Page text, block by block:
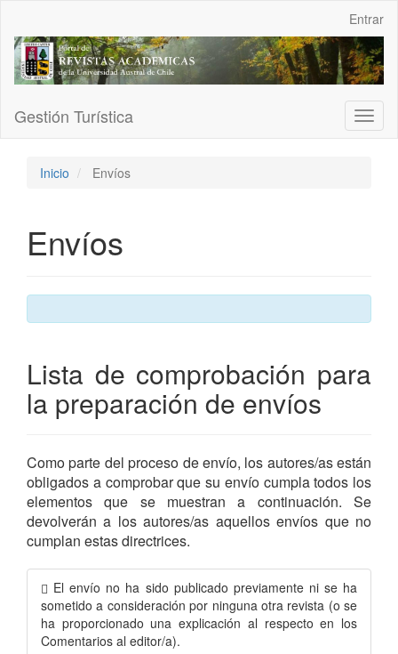
Contenido
principal
Barra
Entrar
Gestión Turística
Inicio Envíos
Envíos
Lista de comprobación para
la preparación de envíos
Como parte del proceso de envío, los autores/as están
obligados a comprobar que su envío cumpla todos los
elementos que se muestran a continuación. Se
devolverán a los autores/as aquellos envíos que no
cumplan estas directrices.
El envío no ha sido publicado previamente ni se ha
sometido a consideración por ninguna otra revista (o se
ha proporcionado una explicación al respecto en los
Comentarios al editor/a).